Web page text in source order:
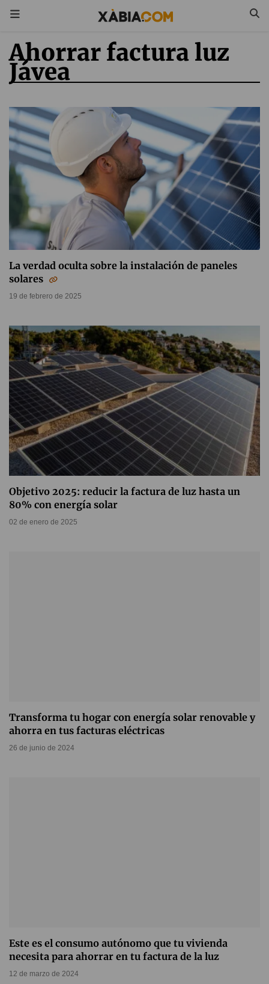
Ahorrar factura luz
Jávea
La verdad oculta sobre la instalación de paneles
solares
19 de febrero de 2025
Objetivo 2025: reducir la factura de luz hasta un
80% con energía solar
02 de enero de 2025
Transforma tu hogar con energía solar renovable y
ahorra en tus facturas eléctricas
26 de junio de 2024
Este es el consumo autónomo que tu vivienda
necesita para ahorrar en tu factura de la luz
12 de marzo de 2024